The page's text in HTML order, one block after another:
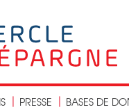
PRESSE BASES DE